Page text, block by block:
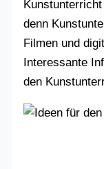
denn
Filmen und
Interessante
den